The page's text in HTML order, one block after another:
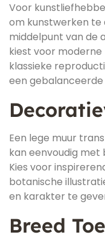
Voor
om kunstwerken
middelpunt van de
kiest voor
klassieke
een
Een lege muur
kan eenvoudig met
Kies voor
botanische
en karakter te
Breed